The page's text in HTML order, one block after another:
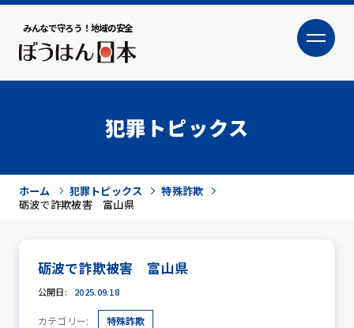
みんなで守ろう！地域の安全
大
犯罪トピックス
ホーム 犯罪トピックス
特殊詐欺
砺波で詐欺被害 富山県
砺波で詐欺被害 富山県
公開日: 2025.09.18
カテゴリー: 特殊詐欺